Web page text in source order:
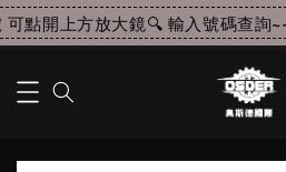
點開上方放大鏡🔍 輸入號碼查詢~~